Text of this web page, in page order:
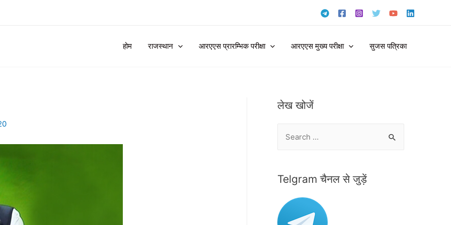
होम राजस्थान आरएएस प्रारम्भिक परीक्षा आरएएस मुख्य परीक्षा सुजस पत्रिका
लेख खोजें
r
f
Telgram चैनल से जुड़ें